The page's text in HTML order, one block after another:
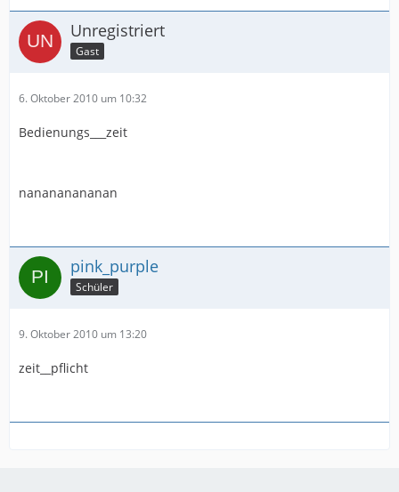
Unregistriert
Gast
6. Oktober 2010 um 10:32
Bedienungs___zeit
nanananananan
pink_purple
Schüler
9. Oktober 2010 um 13:20
zeit__pflicht